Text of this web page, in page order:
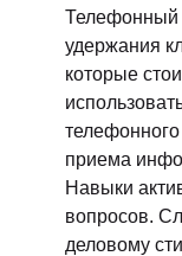
Телефонный
удержания
которые
приема
Навыки
вопросов.
деловому